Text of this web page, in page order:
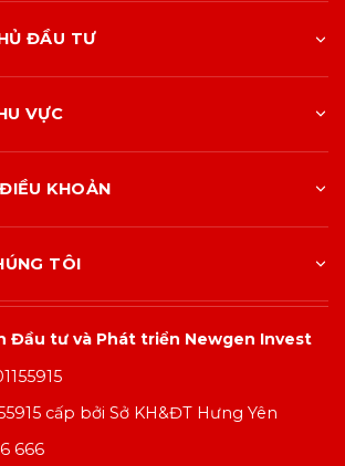
ĐẦU TƯ
VỰC
KHOẢN
TÔI
Đầu tư và Phát triển Newgen Invest
cấp bởi Sở KH&ĐT Hưng Yên
666